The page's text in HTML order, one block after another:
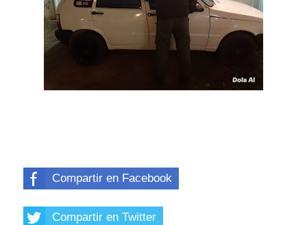
Compartir en Facebook
Compartir en Twitter